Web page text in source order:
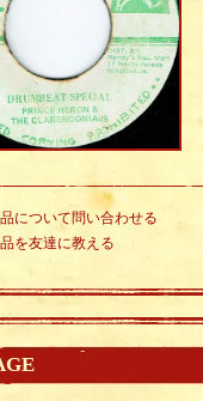
について問い合わせる
を友達に教える